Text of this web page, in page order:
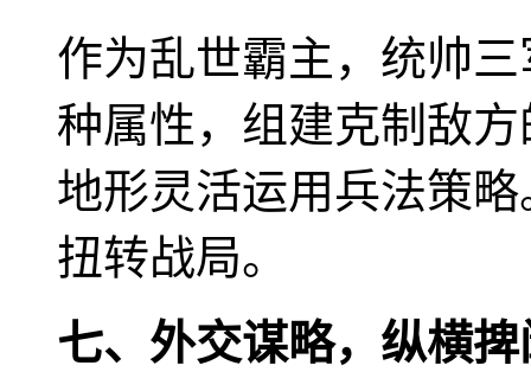
作为乱世霸主，统帅
种属性，组建克制敌
地形灵活运用兵法策
扭转战局。
七、外交谋略，纵横捭